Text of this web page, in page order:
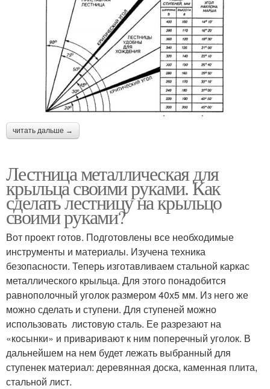
читать дальше →
Лестница металлическая для
крыльца своими руками. Как
сделать лестницу на крыльцо
своими руками?
Вот проект готов. Подготовлены все необходимые
инструменты и материалы. Изучена техника
безопасности. Теперь изготавливаем стальной каркас
металлического крыльца. Для этого понадобится
равнополочный уголок размером 40х5 мм. Из него же
можно сделать и ступени. Для ступеней можно
использовать листовую сталь. Ее разрезают на
«косынки» и приваривают к ним поперечный уголок. В
дальнейшем на нем будет лежать выбранный для
ступенек материал: деревянная доска, каменная плита,
стальной лист.